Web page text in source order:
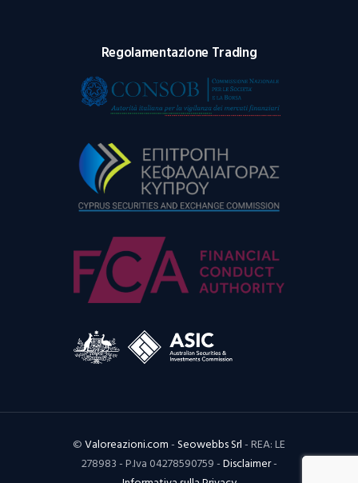
Regolamentazione Trading
©Valoreazioni.com-Seowebbs Srl- REA: LE
278983 - P.Iva 04278590759 -Disclaimer-